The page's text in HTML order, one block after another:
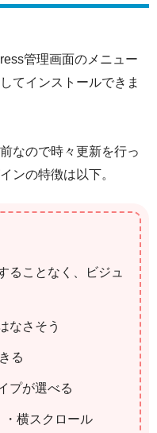
管理画面のメニュー
てインストールできま
なので時々更新を行っ
ンの特徴は以下。
ることなく、ビジュ
なさそう
る
プが選べる
・横スクロール